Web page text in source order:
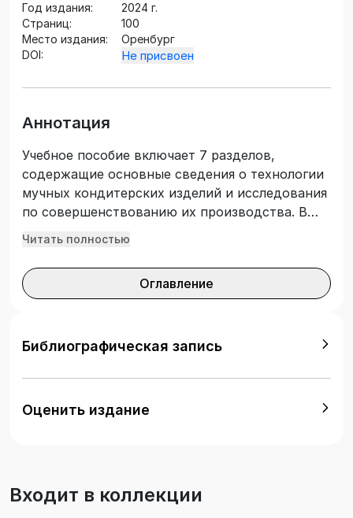
Год издания:
2024 г.
Страниц:
100
Место издания:
Оренбург
DOI:
Не присвоен
Аннотация
Учебное пособие включает 7 разделов,
содержащие основные сведения о технологии
мучных кондитерских изделий и исследования
по совершенствованию их производства. В
учебном пособии приведены сведения о
крекеров, пряников, кексов, вафель, тортов и
пирожных. Учебное пособие предназначено для
изделий» для обучающихся по направлению
растительного сырья.
Читать полностью
Оглавление
Библиографическая запись
Оценить издание
Входит в коллекции